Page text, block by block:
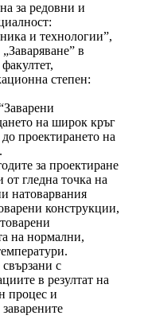
за редовни и
и технологии”,
в
степен:
на широк кръг
проектирането на
за проектиране
от гледна точка на
натоварвания
конструкции,
на нормални,
с
в резултат на
процес и